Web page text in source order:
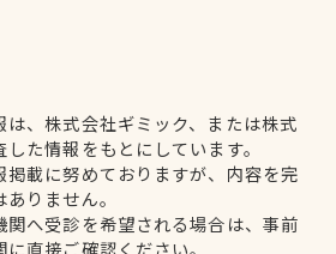
は、株式会社ギミック、または株式
た情報をもとにしています。
掲載に努めておりますが、内容を完
りません。
関へ受診を希望される場合は、事前
直接ご確認ください。